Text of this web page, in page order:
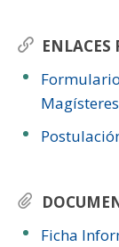
ENLACES
Magísteres
Ficha